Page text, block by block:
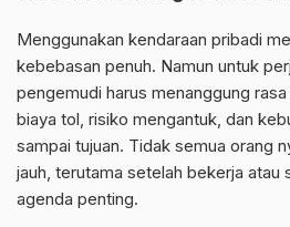
Menggunakan kendaraan pribadi
kebebasan penuh. Namun untuk
pengemudi harus menanggung
biaya tol, risiko mengantuk, dan
sampai tujuan. Tidak semua orang
jauh, terutama setelah bekerja atau
agenda penting.